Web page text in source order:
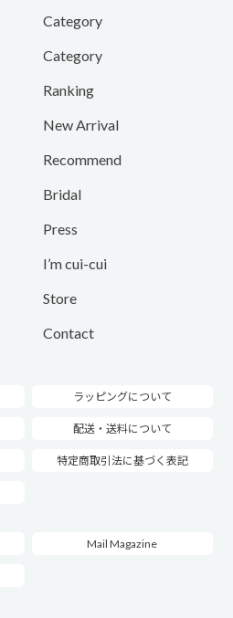
Category
Category
Ranking
New Arrival
Recommend
Bridal
Press
I’m cui-cui
Store
Contact
ラッピングについて
配送・送料について
特定商取引法に基づく表記
Mail Magazine